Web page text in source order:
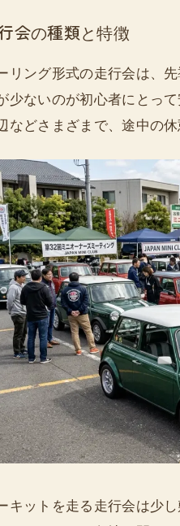
会の種類と特徴
リング形式の走行会は、
少ないのが初心者にとっ
などさまざまで、途中の
キットを走る走行会は少